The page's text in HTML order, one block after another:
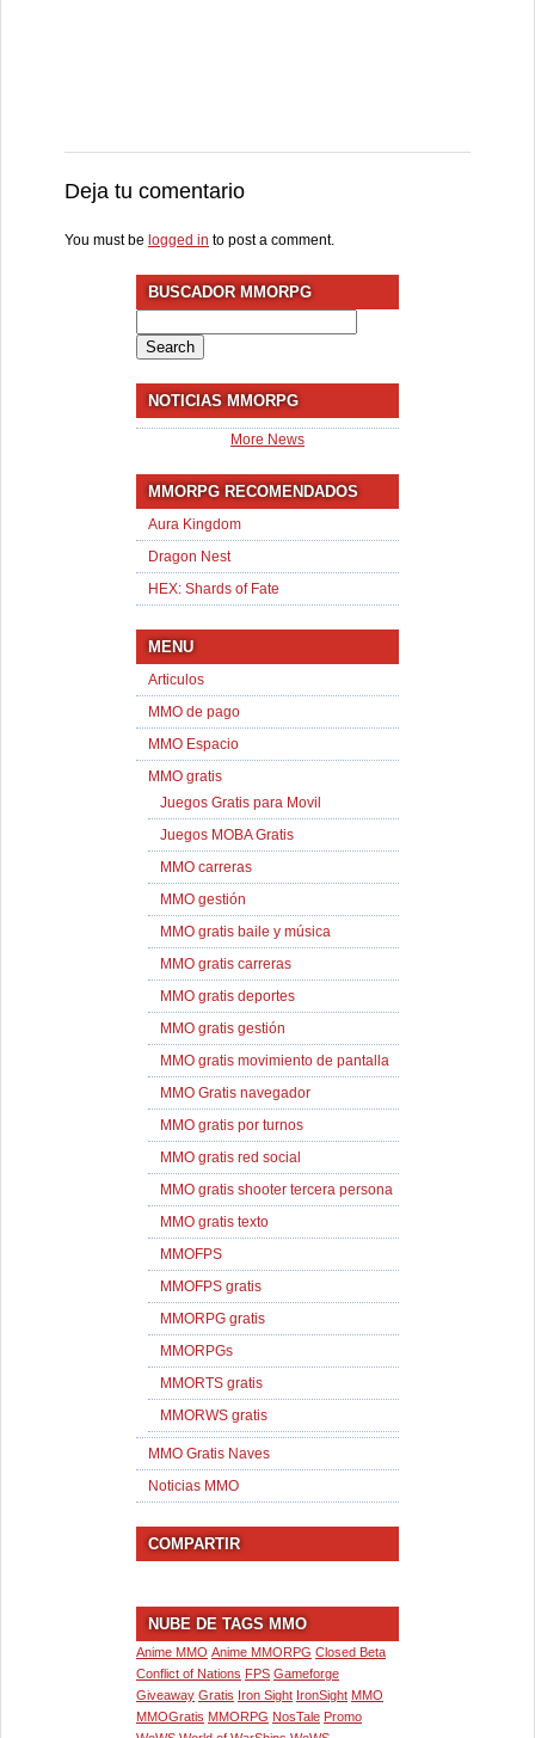
Deja tu comentario
You must be logged in to post a comment.
BUSCADOR MMORPG
for:
NOTICIAS MMORPG
More News
MMORPG RECOMENDADOS
Aura Kingdom
Dragon Nest
HEX: Shards of Fate
MENU
Articulos
MMO de pago
MMO Espacio
MMO gratis
Juegos Gratis para Movil
Juegos MOBA Gratis
MMO carreras
MMO gestión
MMO gratis baile y música
MMO gratis carreras
MMO gratis deportes
MMO gratis gestión
MMO gratis movimiento de pantalla
MMO Gratis navegador
MMO gratis por turnos
MMO gratis red social
MMO gratis shooter tercera persona
MMO gratis texto
MMOFPS
MMOFPS gratis
MMORPG gratis
MMORPGs
MMORTS gratis
MMORWS gratis
MMO Gratis Naves
Noticias MMO
COMPARTIR
NUBE DE TAGS MMO
Anime MMO Anime MMORPG Closed Beta
Conflict of Nations FPS Gameforge
Giveaway Gratis Iron Sight IronSight MMO
MMOGratis MMORPG NosTale Promo